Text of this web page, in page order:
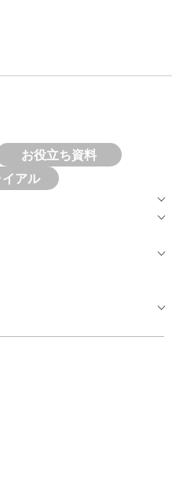
お役立ち資料
アル